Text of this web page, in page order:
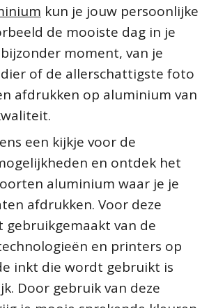
kun je jouw persoonlijke
de mooiste dag in je
moment, van je
of de allerschattigste foto
afdrukken op aluminium van
een kijkje voor de
en ontdek het
aluminium waar je je
afdrukken. Voor deze
van de
en printers op
inkt die wordt gebruikt is
Door gebruik van deze